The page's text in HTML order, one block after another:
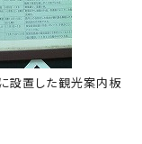
に設置した観光案内板